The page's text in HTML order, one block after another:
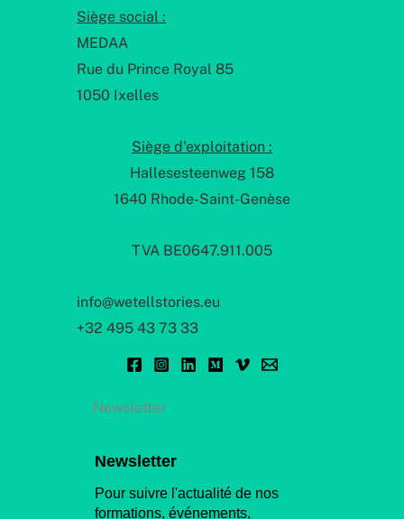
Siège social :
MEDAA
Rue du Prince Royal 85
1050 Ixelles
Siège d'exploitation :
Hallesesteenweg 158
1640 Rhode-Saint-Genèse
TVA BE0647.911.005
info@wetellstories.eu
+32 495 43 73 33
Newsletter
Newsletter
Pour suivre l'actualité de nos
formations, événements,